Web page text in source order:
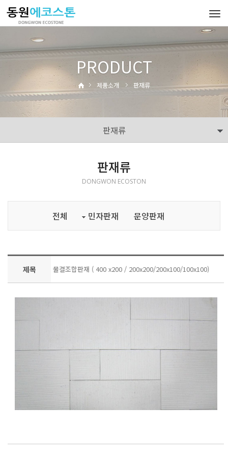
PRODUCT
제품소개 판재류
판재류
판재류
DONGWON ECOSTON
전체 민자판재 문양판재
제목 물결조합판재 ( 400 x200 / 200x200/200x100/100x100)